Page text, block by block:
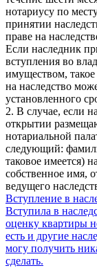
нотариусу по
принятии
праве на
Если наследник
вступления во
имуществом, такое
на наследство
установленного
2. В случае, если
открытии
нотариальной
следующий:
таковое имеется)
собственное имя,
ведущего
Вступление в
Вступила в
оценку квартиры
есть и другие
могу получить
сделать.